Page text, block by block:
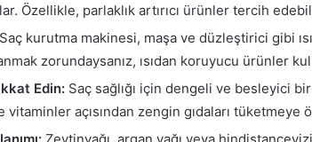
Özellikle, parlaklık artırıcı ürünler tercih
Saç kurutma makinesi, maşa ve düzleştirici gibi
zorundaysanız, ısıdan koruyucu ürünler
Edin: Saç sağlığı için dengeli ve besleyici
açısından zengin gıdaları tüketmeye
Zeytinyağı, argan yağı veya